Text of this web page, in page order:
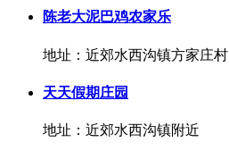
陈老大泥巴鸡农家乐
地址：近郊水西沟镇方家庄村
天天假期庄园
地址：近郊水西沟镇附近